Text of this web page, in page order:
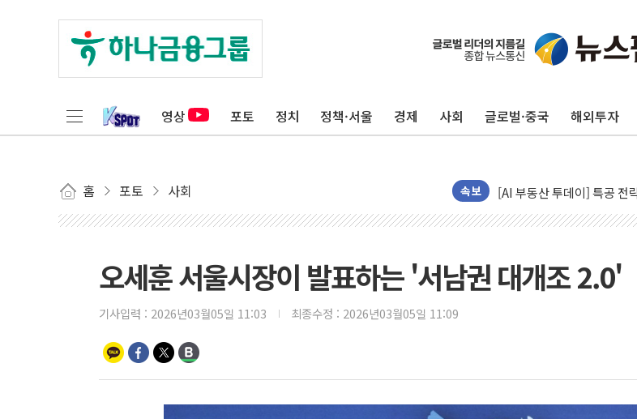
영상 포토 정치 정책·서울 경제 사회 글로벌·중국 해외투자
홈 포토 사회 속보
신길동 신축도 3.3㎡당
[AI 부동산 투데이] 특공
[코인시황] 비트코인 6만
'찜통더위'에 전력수요 역
후티 반군, 예멘 정부군과
경찰, 9월부터 '가족 사건'
포스코홀딩스, 포스코인터
태국 학교서 중학생 총기 난
40.2도 찍은 서울 등 폭염
오세훈 서울시장이 발표하는 '서남권 대개조 2.0'
기사입력 : 2026년03월05일 11:03 최종수정 : 2026년03월05일 11:09